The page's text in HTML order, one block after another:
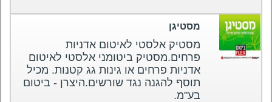
מסטיגן
מסטיק אלסטי לאיטום אדניות
פרחים.מסטיק ביטומני אלסטי לאיטום
אדניות פרחים או גינות גג קטנות. מכיל
תוסף להגנה נגד שורשים.היצרן - ביטום
בע"מ.